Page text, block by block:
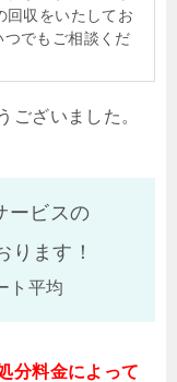
回収をいたしてお
つでもご相談くだ
ございました。
ービスの
ります！
ト平均
分料金によって